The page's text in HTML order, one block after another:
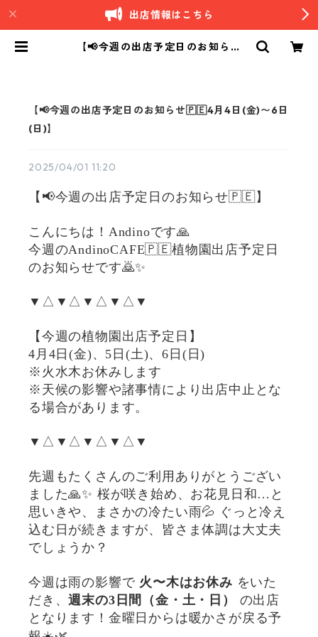
出店情報はこちら
【📢今週の出店予定日のお知らせ
【📢今週の出店予定日のお知らせ🇵🇪4月4日(金)〜6日
(日)】
2025/04/01 11:20
【📢今週の出店予定日のお知らせ🇵🇪】
こんにちは！Andinoです🙏
今週のAndinoCAFE🇵🇪植物園出店予定日
のお知らせです🙇✨
▼△▼△▼△▼△▼
【今週の植物園出店予定日】
4月4日(金)、5日(土)、6日(日)
※火水木お休みします
※天候の影響や諸事情により出店中止とな
る場合があります。
▼△▼△▼△▼△▼
先週もたくさんのご利用ありがとうござい
ました🙏✨ 桜が咲き始め、お花見日和…と
思いきや、まさかの冷たい雨💦 ぐっと冷え
込む日が続きますが、皆さま体調は大丈夫
でしょうか？
今週は雨の影響で 火〜木はお休み をいた
だき、週末の3日間（金・土・日）
の出店
となります！金曜日からは暖かさが戻る予